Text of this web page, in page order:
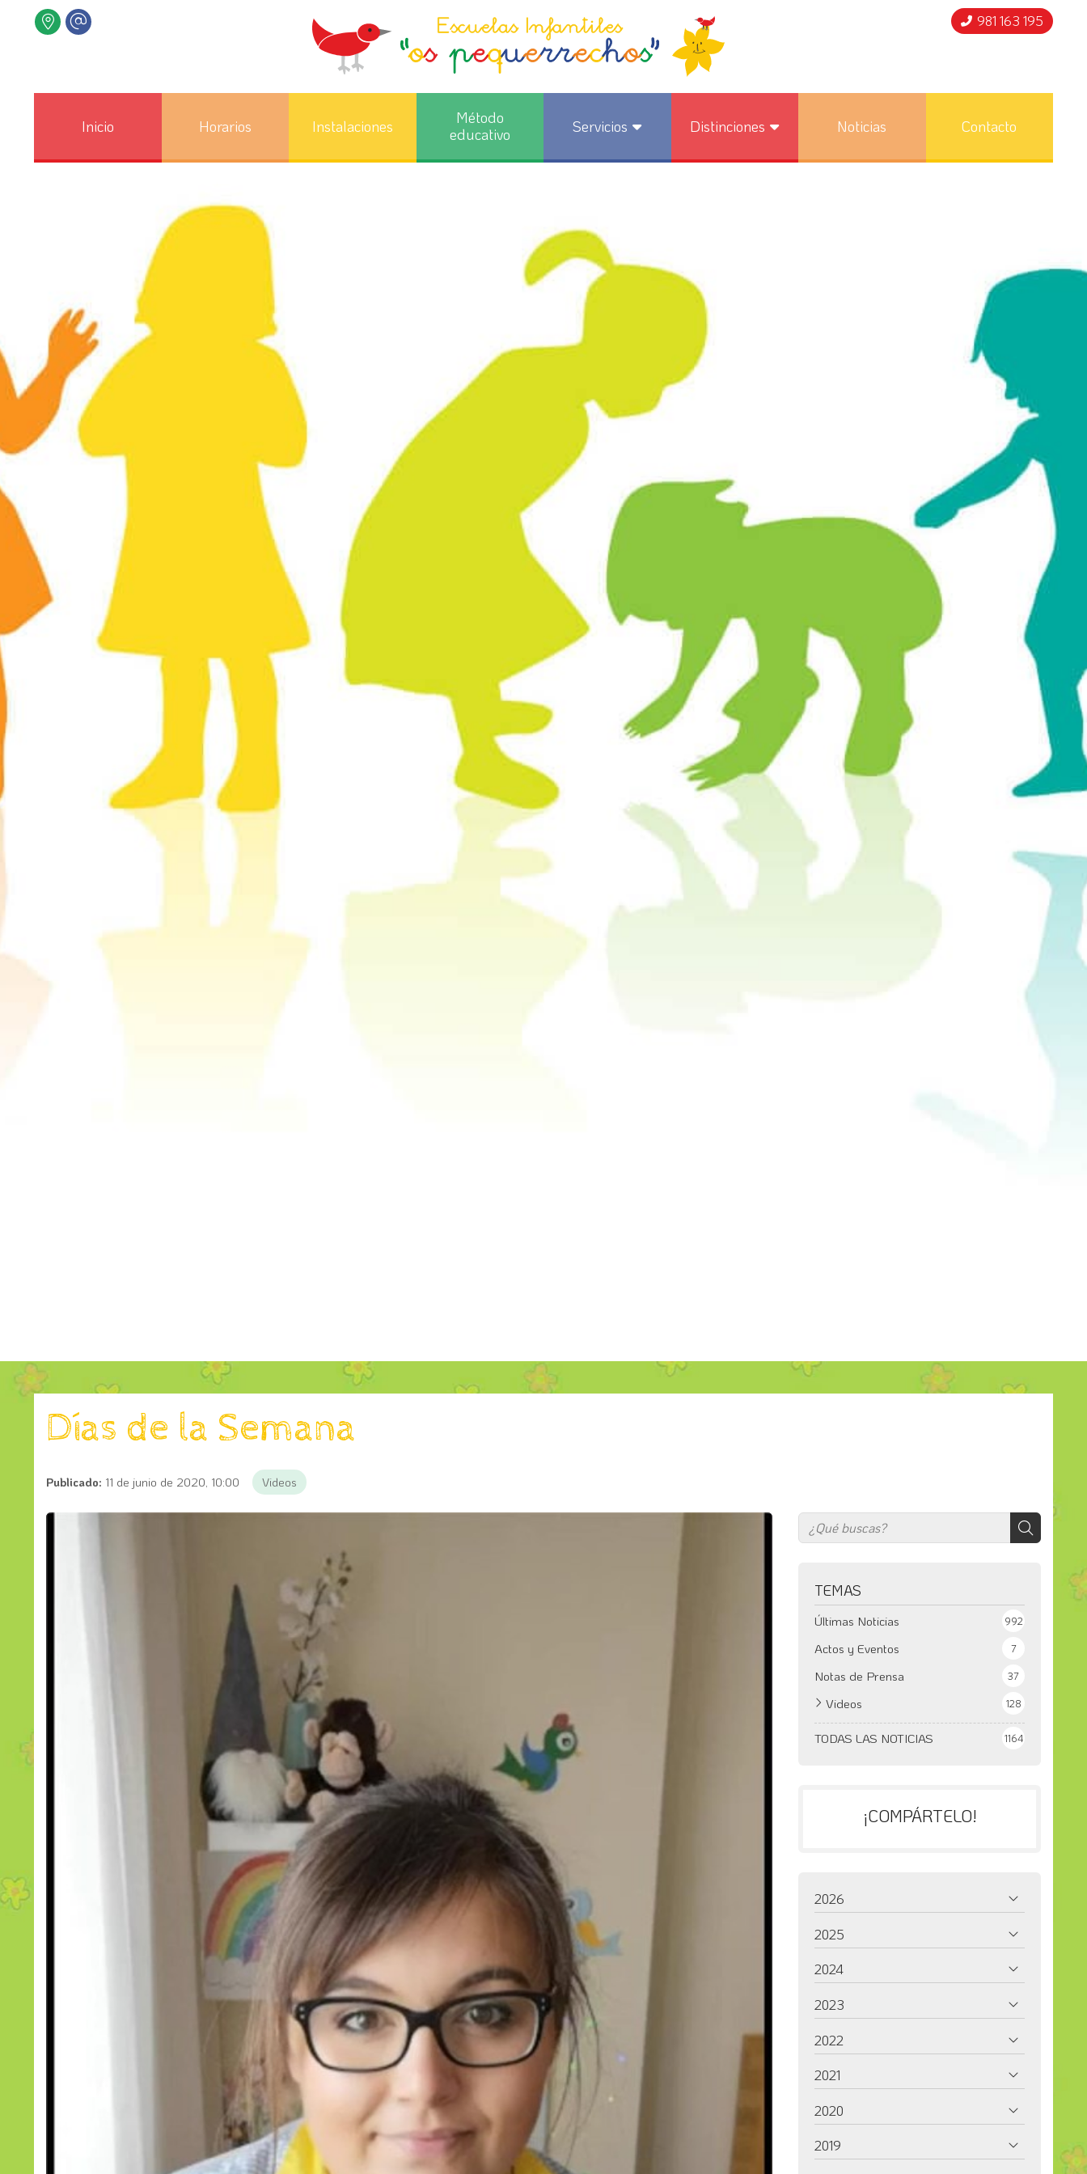
981 163 195
Inicio Horarios Instalaciones
Método
educativo
Servicios Distinciones Noticias Contacto
Días de la Semana
Publicado: 11 de junio de 2020, 10:00 Videos
TEMAS
TODAS LAS NOTICIAS 1164
Últimas Noticias 992
Actos y Eventos 7
Notas de Prensa 37
Videos 128
¡COMPÁRTELO!
2026
2025
2024
2023
2022
2021
2020
2019